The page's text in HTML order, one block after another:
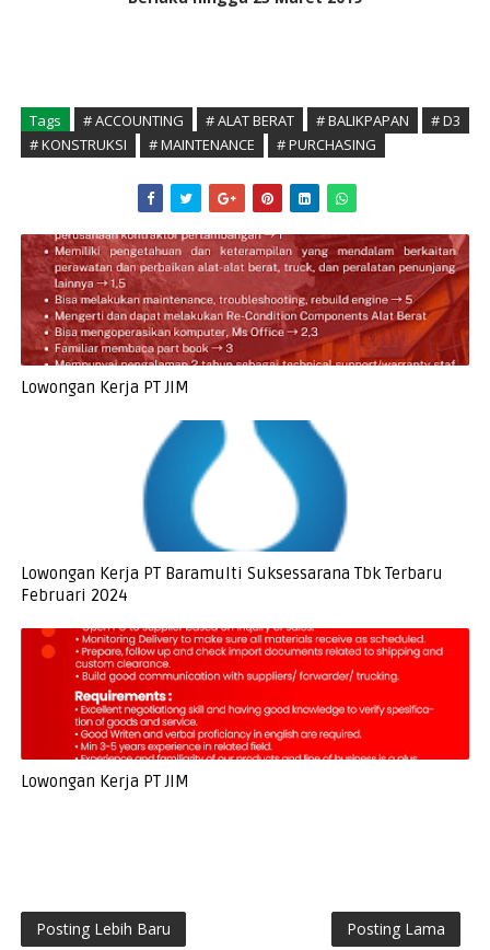
Tags # ACCOUNTING # ALAT BERAT # BALIKPAPAN
# D3
# KONSTRUKSI
# MAINTENANCE # PURCHASING
Lowongan Kerja PT JIM
Lowongan Kerja PT Baramulti Suksessarana Tbk Terbaru
Februari 2024
Lowongan Kerja PT JIM
Posting Lebih Baru Posting Lama